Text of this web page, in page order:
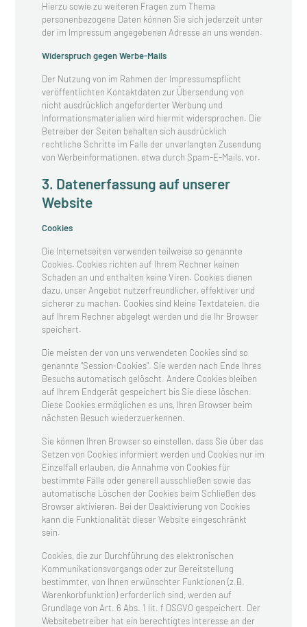
Hierzu sowie zu weiteren Fragen zum Thema
personenbezogene Daten können Sie sich jederzeit unter
der im Impressum angegebenen Adresse an uns wenden.
Widerspruch gegen Werbe-Mails
Der Nutzung von im Rahmen der Impressumspflicht
veröffentlichten Kontaktdaten zur Übersendung von
nicht ausdrücklich angeforderter Werbung und
Informationsmaterialien wird hiermit widersprochen. Die
Betreiber der Seiten behalten sich ausdrücklich
rechtliche Schritte im Falle der unverlangten Zusendung
von Werbeinformationen, etwa durch Spam-E-Mails, vor.
3. Datenerfassung auf unserer
Website
Cookies
Die Internetseiten verwenden teilweise so genannte
Cookies. Cookies richten auf Ihrem Rechner keinen
Schaden an und enthalten keine Viren. Cookies dienen
dazu, unser Angebot nutzerfreundlicher, effektiver und
sicherer zu machen. Cookies sind kleine Textdateien, die
auf Ihrem Rechner abgelegt werden und die Ihr Browser
speichert.
Die meisten der von uns verwendeten Cookies sind so
genannte "Session-Cookies". Sie werden nach Ende Ihres
Besuchs automatisch gelöscht. Andere Cookies bleiben
auf Ihrem Endgerät gespeichert bis Sie diese löschen.
Diese Cookies ermöglichen es uns, Ihren Browser beim
nächsten Besuch wiederzuerkennen.
Sie können Ihren Browser so einstellen, dass Sie über das
Setzen von Cookies informiert werden und Cookies nur im
Einzelfall erlauben, die Annahme von Cookies für
bestimmte Fälle oder generell ausschließen sowie das
automatische Löschen der Cookies beim Schließen des
Browser aktivieren. Bei der Deaktivierung von Cookies
kann die Funktionalität dieser Website eingeschränkt
sein.
Cookies, die zur Durchführung des elektronischen
Kommunikationsvorgangs oder zur Bereitstellung
bestimmter, von Ihnen erwünschter Funktionen (z.B.
Warenkorbfunktion) erforderlich sind, werden auf
Grundlage von Art. 6 Abs. 1 lit. f DSGVO gespeichert. Der
Websitebetreiber hat ein berechtigtes Interesse an der